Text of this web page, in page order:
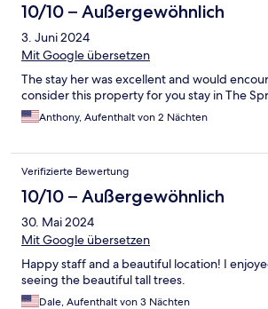
10/10 – Außergewöhnlich
3. Juni 2024
Mit Google übersetzen
The stay her was excellent and would
consider this property for you stay in The
Anthony, Aufenthalt von 2 Nächten
Verifizierte Bewertung
10/10 – Außergewöhnlich
30. Mai 2024
Mit Google übersetzen
Happy staff and a beautiful location! I
seeing the beautiful tall trees.
Dale, Aufenthalt von 3 Nächten